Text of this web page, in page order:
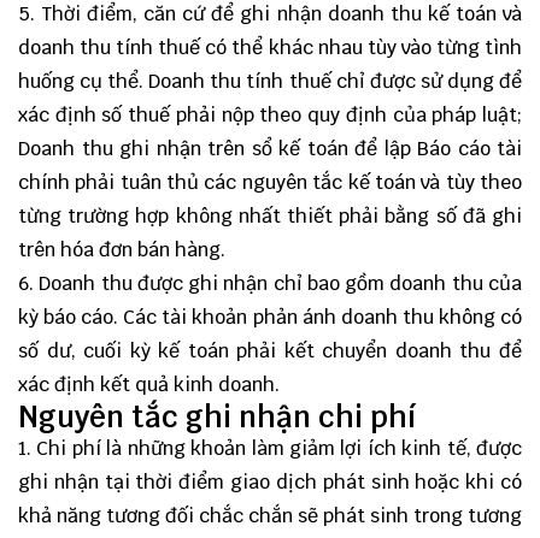
5. Thời điểm, căn cứ để ghi nhận doanh thu kế toán và
doanh thu tính thuế có thể khác nhau tùy vào từng tình
huống cụ thể. Doanh thu tính thuế chỉ được sử dụng để
xác định số thuế phải nộp theo quy định của pháp luật;
Doanh thu ghi nhận trên sổ kế toán để lập Báo cáo tài
chính phải tuân thủ các nguyên tắc kế toán và tùy theo
từng trường hợp không nhất thiết phải bằng số đã ghi
trên hóa đơn bán hàng.
6. Doanh thu được ghi nhận chỉ bao gồm doanh thu của
kỳ báo cáo. Các tài khoản phản ánh doanh thu không có
số dư, cuối kỳ kế toán phải kết chuyển doanh thu để
xác định kết quả kinh doanh.
Nguyên tắc ghi nhận chi phí
1. Chi phí là những khoản làm giảm lợi ích kinh tế, được
ghi nhận tại thời điểm giao dịch phát sinh hoặc khi có
khả năng tương đối chắc chắn sẽ phát sinh trong tương